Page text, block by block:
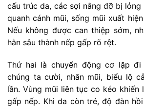
cấu trúc da, các sợi nâng đỡ bị lỏng
quanh cánh mũi, sống mũi xuất
Nếu không được can thiệp sớm,
hằn sâu thành nếp gấp rõ rệt.
Thứ hai là chuyển động cơ lặp
chúng ta cười, nhăn mũi, biểu lộ
lần. Vùng mũi liên tục co kéo khiến
gấp nếp. Khi da còn trẻ, độ đàn